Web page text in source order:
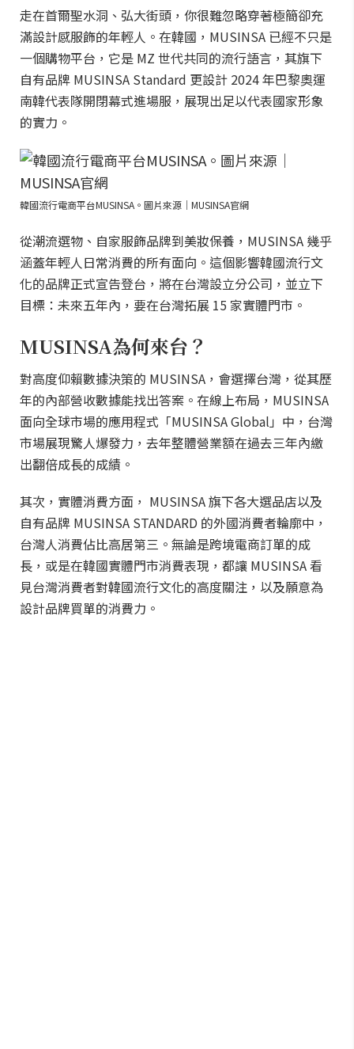
走在首爾聖水洞、弘大街頭，你很難忽略穿著極簡卻充
滿設計感服飾的年輕人。在韓國，MUSINSA 已經不只是
一個購物平台，它是 MZ 世代共同的流行語言，其旗下
自有品牌 MUSINSA Standard 更設計 2024 年巴黎奧運
南韓代表隊開閉幕式進場服，展現出足以代表國家形象
的實力。
韓國流行電商平台MUSINSA。圖片來源｜MUSINSA官網
從潮流選物、自家服飾品牌到美妝保養，MUSINSA 幾乎
涵蓋年輕人日常消費的所有面向。這個影響韓國流行文
化的品牌正式宣告登台，將在台灣設立分公司，並立下
目標：未來五年內，要在台灣拓展 15 家實體門市。
MUSINSA為何來台？
對高度仰賴數據決策的 MUSINSA，會選擇台灣，從其歷
年的內部營收數據能找出答案。在線上布局，MUSINSA
面向全球市場的應用程式「MUSINSA Global」中，台灣
市場展現驚人爆發力，去年整體營業額在過去三年內繳
出翻倍成長的成績。
其次，實體消費方面， MUSINSA 旗下各大選品店以及
自有品牌 MUSINSA STANDARD 的外國消費者輪廓中，
台灣人消費佔比高居第三。無論是跨境電商訂單的成
長，或是在韓國實體門市消費表現，都讓 MUSINSA 看
見台灣消費者對韓國流行文化的高度關注，以及願意為
設計品牌買單的消費力。